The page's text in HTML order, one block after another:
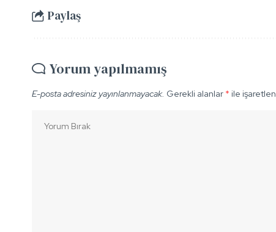
Paylaş
Yorum yapılmamış
E-posta adresiniz yayınlanmayacak. Gerekli alanlar * ile